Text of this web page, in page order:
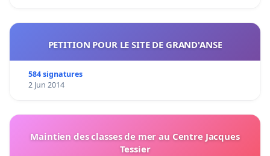
PETITION POUR LE SITE DE GRAND'ANSE
584 signatures
2 Jun 2014
Maintien des classes de mer au Centre Jacques
Tessier